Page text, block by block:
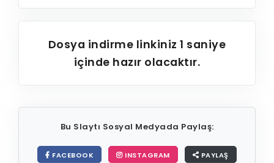
Dosya indirme linkiniz1 saniye
içinde hazır olacaktır.
Bu Slaytı Sosyal Medyada Paylaş:
FACEBOOK INSTAGRAM PAYLAŞ